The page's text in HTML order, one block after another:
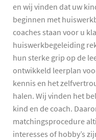
en wij vinden dat uw
beginnen met
coaches staan voor u
huiswerkbegeleiding
hun sterke grip op de
ontwikkeld leerplan
kennis en het
halen. Wij vinden het
kind en de coach.
matchingsprocedure
interesses of hobby’s